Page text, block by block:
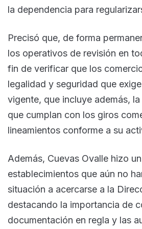
la dependencia para
Precisó que, de forma
los operativos de revisión en
fin de verificar que los
legalidad y seguridad que
vigente, que incluye además,
que cumplan con los giros
lineamientos conforme a su
Además, Cuevas Ovalle hizo
establecimientos que aún no
situación a acercarse a la
destacando la importancia de
documentación en regla y las